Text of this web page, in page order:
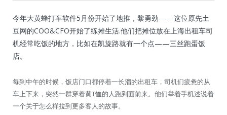
今年大黄蜂打车软件5月份开始了地推，黎勇劲——这位原先土
豆网的COO&CFO开始了练摊生活.他们把摊位放在上海出租车司
机经常吃饭的地方，比如在凯旋路就有一个点——三丝跑蛋饭
店。
每到中午的时候，饭店门口都停着一长溜的出租车，司机们疲惫的从
车上下来，突然一群穿着黄T恤的人跑到面前来。他们举着手机述说着
一个关于怎么样拉到更多客人的故事。